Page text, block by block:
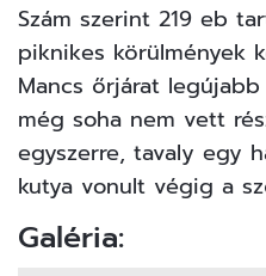
Szám szerint 219 eb
piknikes körülmények
Mancs őrjárat
még soha nem vett
egyszerre, tavaly egy
kutya vonult végig a
Galéria: